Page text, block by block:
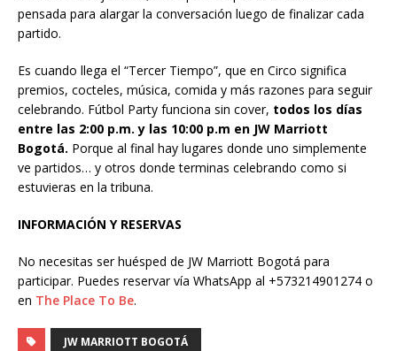
pensada para alargar la conversación luego de finalizar cada
partido.
Es cuando llega el “Tercer Tiempo”, que en Circo significa
premios, cocteles, música, comida y más razones para seguir
celebrando. Fútbol Party funciona sin cover, todos los días
entre las 2:00 p.m. y las 10:00 p.m en JW Marriott
Bogotá. Porque al final hay lugares donde uno simplemente
ve partidos… y otros donde terminas celebrando como si
estuvieras en la tribuna.
INFORMACIÓN Y RESERVAS
No necesitas ser huésped de JW Marriott Bogotá para
participar. Puedes reservar vía WhatsApp al +573214901274 o
en The Place To Be.
JW MARRIOTT BOGOTÁ